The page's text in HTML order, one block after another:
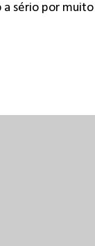
sério por muito